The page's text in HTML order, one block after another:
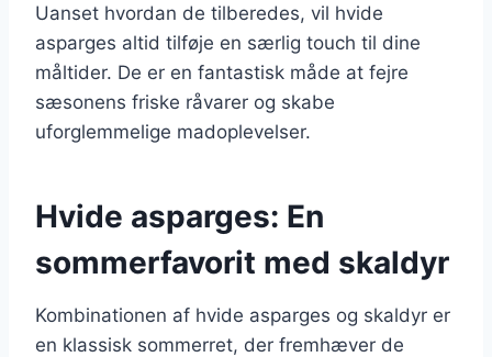
Uanset hvordan de tilberedes, vil hvide
asparges altid tilføje en særlig touch til dine
måltider. De er en fantastisk måde at fejre
sæsonens friske råvarer og skabe
uforglemmelige madoplevelser.
Hvide asparges: En
sommerfavorit med skaldyr
Kombinationen af hvide asparges og skaldyr er
en klassisk sommerret, der fremhæver de